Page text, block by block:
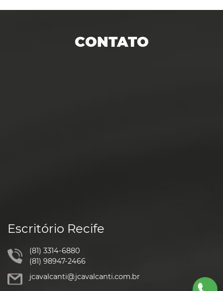
CONTATO
Escritório Recife
(81) 3314-6880
(81) 98947-2466
jcavalcanti@jcavalcanti.com.br